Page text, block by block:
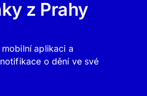
z Prahy
mobilní aplikaci a
o dění ve své